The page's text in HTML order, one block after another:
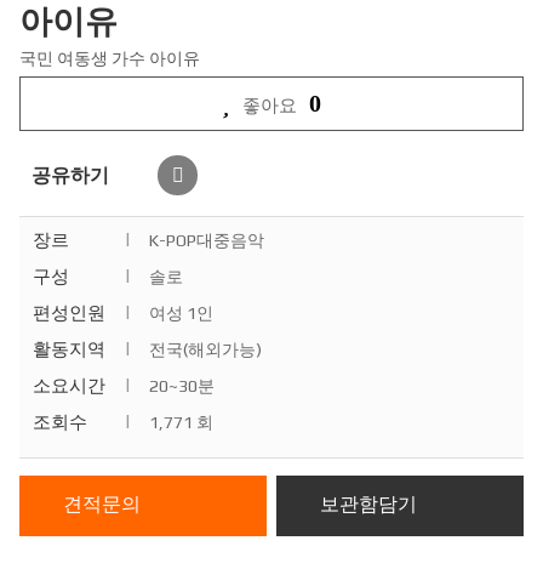
아이유
국민 여동생 가수 아이유
좋아요 0
공유하기
장르 | K-POP대중음악
구성 | 솔로
편성인원 | 여성 1인
활동지역 | 전국(해외가능)
소요시간 | 20~30분
조회수 | 1,771 회
견적문의 보관함담기